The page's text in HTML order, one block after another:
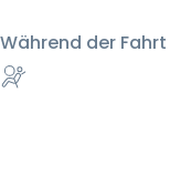
Während der Fahrt